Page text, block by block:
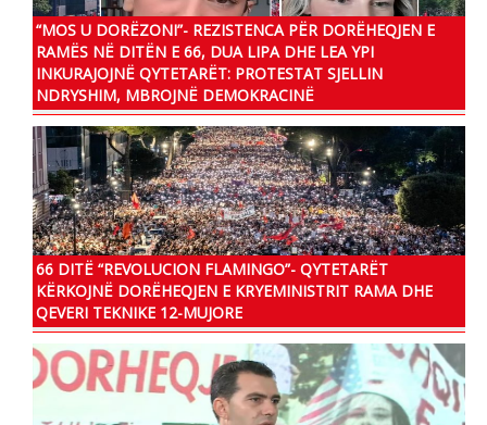
“MOS U DORËZONI”- REZISTENCA PËR DORËHEQJEN E
RAMËS NË DITËN E 66, DUA LIPA DHE LEA YPI
INKURAJOJNË QYTETARËT: PROTESTAT SJELLIN
NDRYSHIM, MBROJNË DEMOKRACINË
66 DITË “REVOLUCION FLAMINGO”- QYTETARËT
KËRKOJNË DORËHEQJEN E KRYEMINISTRIT RAMA DHE
QEVERI TEKNIKE 12-MUJORE